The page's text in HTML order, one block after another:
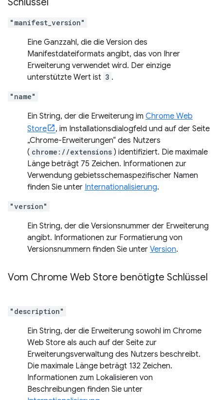
"manifest_version"
Eine Ganzzahl, die die Version des
Manifestdateiformats angibt, das von Ihrer
Erweiterung verwendet wird. Der einzige
unterstützte Wert ist 3 .
"name"
Ein String, der die Erweiterung im Chrome Web
Store
, im Installationsdialogfeld und auf der Seite
„Chrome-Erweiterungen“ des Nutzers
( chrome://extensions ) identifiziert. Die maximale
Länge beträgt 75 Zeichen. Informationen zur
Verwendung gebietsschemaspezifischer Namen
finden Sie unter Internationalisierung.
"version"
Ein String, der die Versionsnummer der Erweiterung
angibt. Informationen zur Formatierung von
Versionsnummern finden Sie unter Version.
Vom Chrome Web Store benötigte Schlüssel
"description"
Ein String, der die Erweiterung sowohl im Chrome
Web Store als auch auf der Seite zur
Erweiterungsverwaltung des Nutzers beschreibt.
Die maximale Länge beträgt 132 Zeichen.
Informationen zum Lokalisieren von
Beschreibungen finden Sie unter